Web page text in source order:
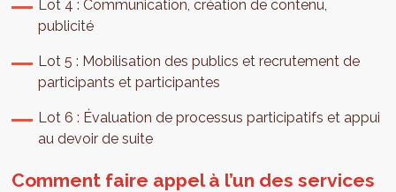
Lot 4 : Communication, création de contenu,
publicité
Lot 5 : Mobilisation des publics et recrutement de
participants et participantes
Lot 6 : Évaluation de processus participatifs et appui
au devoir de suite
Comment faire appel à l’un des services